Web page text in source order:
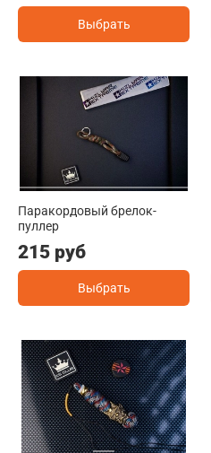
Выбрать
Паракордовый брелок-
пуллер
215 руб
Выбрать